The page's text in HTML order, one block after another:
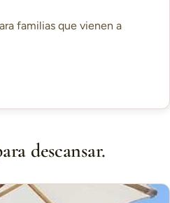
familias que vienen a
descansar.